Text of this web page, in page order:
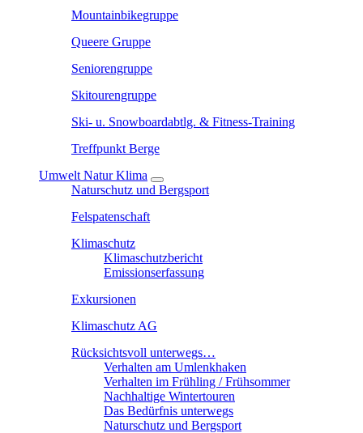
Mountainbikegruppe
Queere Gruppe
Seniorengruppe
Skitourengruppe
Ski- u. Snowboardabtlg. & Fitness-Training
Treffpunkt Berge
Umwelt Natur Klima
Naturschutz und Bergsport
Felspatenschaft
Klimaschutz
Klimaschutzbericht
Emissionserfassung
Exkursionen
Klimaschutz AG
Rücksichtsvoll unterwegs…
Verhalten am Umlenkhaken
Verhalten im Frühling / Frühsommer
Nachhaltige Wintertouren
Das Bedürfnis unterwegs
Naturschutz und Bergsport